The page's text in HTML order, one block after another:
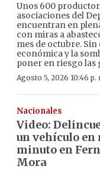
Unos 600
asociaciones del
encuentran en
con miras a
mes de octubre.
económica y la
poner en riesgo las
Agosto 5, 2026 10:46 p.
Nacionales
Video:
un vehículo en
minuto en
Mora